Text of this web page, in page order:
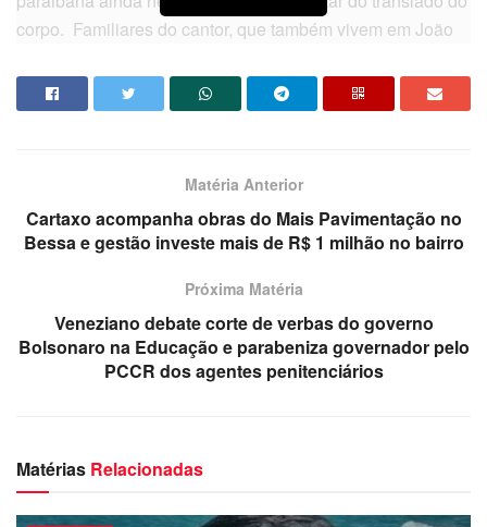
corpo. Familiares do cantor, que também vivem em João
no momento do acidente para comemorar o aniversário da
namorada Karoline Calheiros.
Grande, onde ele iria se apresentar no ‘Maior São João do
Mundo’ no dia 28 de junho.
Matéria Anterior
Cartaxo acompanha obras do Mais Pavimentação no
Bessa e gestão investe mais de R$ 1 milhão no bairro
Próxima Matéria
Veneziano debate corte de verbas do governo
Bolsonaro na Educação e parabeniza governador pelo
PCCR dos agentes penitenciários
Matérias Relacionadas